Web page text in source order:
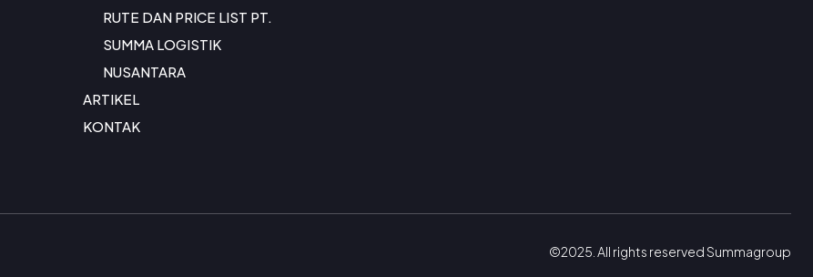
RUTE DAN PRICE LIST PT.
SUMMA LOGISTIK
NUSANTARA
ARTIKEL
KONTAK
©2025. All rights reserved Summagroup